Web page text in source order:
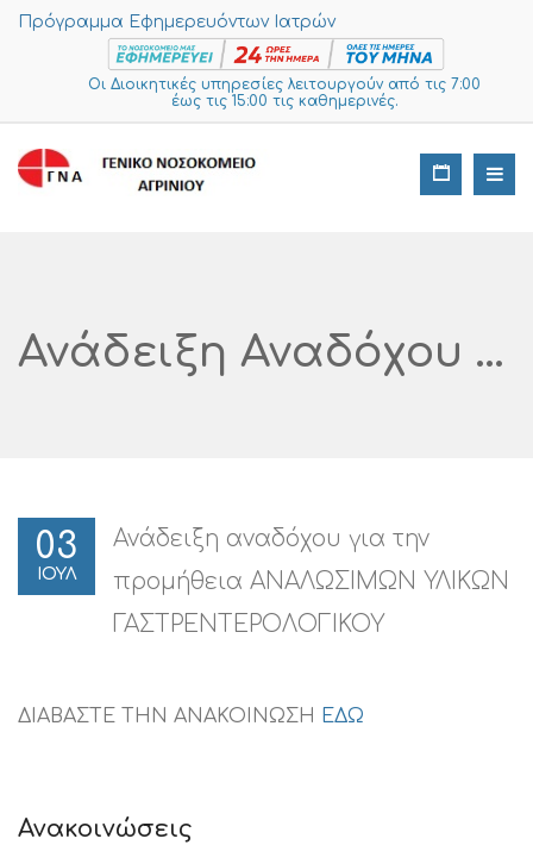
Πρόγραμμα Εφημερευόντων Ιατρών
Οι Διοικητικές υπηρεσίες λειτουργούν από τις 7:00
έως τις 15:00 τις καθημερινές.
Ανάδειξη Αναδόχου Για Την Προμήθεια ΑΝΑΛΩΣΙΜΩΝ ΥΛΙΚΩΝ ΓΑΣΤΡΕΝΤΕΡΟΛΟΓΙΚΟΥ
03
ΙΟΥΛ
Ανάδειξη αναδόχου για την
προμήθεια ΑΝΑΛΩΣΙΜΩΝ ΥΛΙΚΩΝ
ΓΑΣΤΡΕΝΤΕΡΟΛΟΓΙΚΟΥ
ΔΙΑΒΑΣΤΕ ΤΗΝ ΑΝΑΚΟΙΝΩΣΗ ΕΔΩ
Ανακοινώσεις